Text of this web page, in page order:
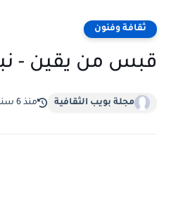
ثقافة وفنون
قبس من يقين -
مجلة بويب الثقافية منذ 6 سنة